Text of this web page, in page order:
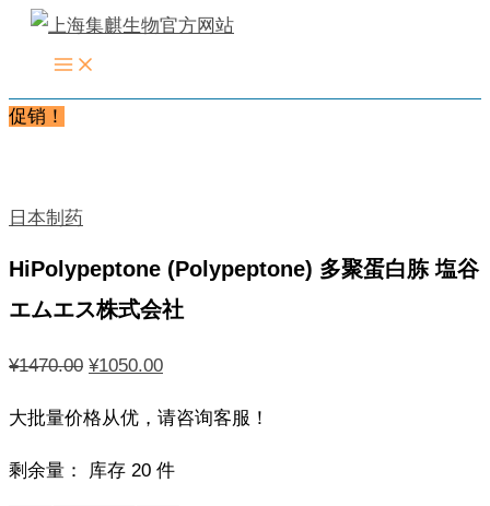
容
促销！
日本制药
HiPolypeptone (Polypeptone) 多聚蛋白胨 塩谷
エムエス株式会社
¥1470.00 原
为：
¥1470.00。
¥1050.00当
价
格
大批量价格从优，请咨询客服！
剩余量： 库存 20 件